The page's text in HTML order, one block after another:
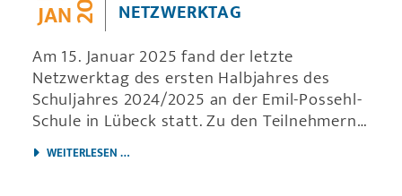
JAN NETZWERKTAG
Am 15. Januar 2025 fand der letzte
Netzwerktag des ersten Halbjahres des
Schuljahres 2024/2025 an der Emil-Possehl-
Schule in Lübeck statt. Zu den Teilnehmern
und Teilnehmerinnen gehörten Herr Stefan
Schuhr als Ausbildungskoordinator, Herr
WEITERLESEN …